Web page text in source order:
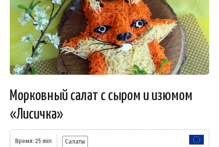
Морковный салат с сыром и изюмом
«Лисичка»
Время: 25 min Салаты